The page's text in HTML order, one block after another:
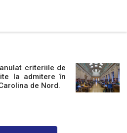
criteriile de
la admitere în
de Nord.